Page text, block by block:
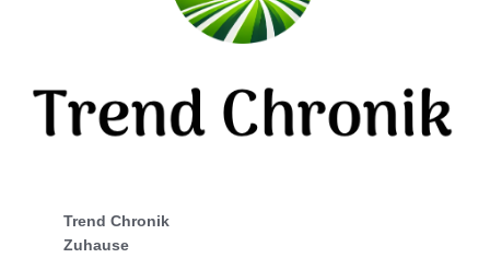
Trend Chronik
Zuhause